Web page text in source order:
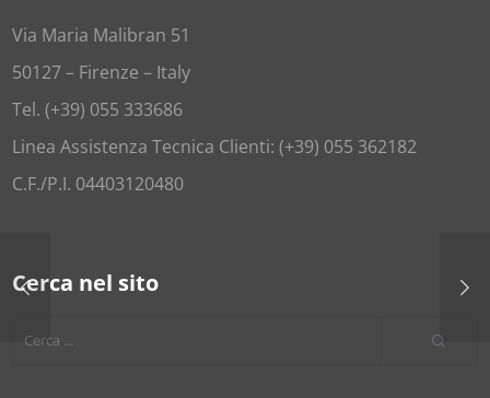
Via Maria Malibran 51
50127 – Firenze – Italy
Tel. (+39) 055 333686
Linea Assistenza Tecnica Clienti: (+39) 055 362182
C.F./P.I. 04403120480
Cerca nel sito